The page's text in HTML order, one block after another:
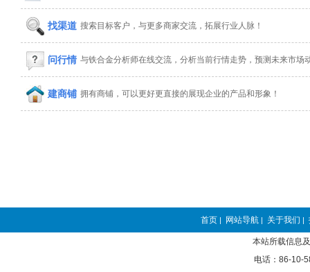
找渠道 搜索目标客户，与更多商家交流，拓展行业人脉！
问行情 与铁合金分析师在线交流，分析当前行情走势，预测未来市场
建商铺 拥有商铺，可以更好更直接的展现企业的产品和形象！
首页 | 网站导航 | 关于我们 |
本站所载信息
电话：86-10-